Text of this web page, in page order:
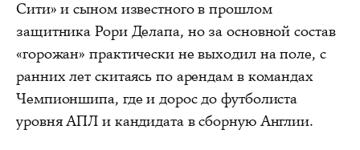
Сити» и сыном известного в прошлом
защитника Рори Делапа, но за основной состав
«горожан» практически не выходил на поле, с
ранних лет скитаясь по арендам в командах
Чемпионшипа, где и дорос до футболиста
уровня АПЛ и кандидата в сборную Англии.